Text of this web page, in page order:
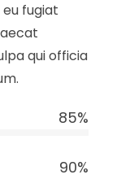
fugiat
qui officia
85%
90%